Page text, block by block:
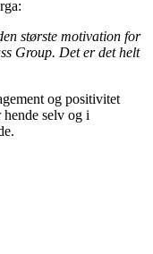
største motivation for
Group. Det er det helt
og positivitet
selv og i